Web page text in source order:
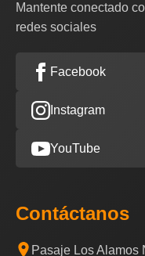
Mantente conectado
redes sociales
Facebook
Instagram
YouTube
Contáctanos
Pasaje Los Alamos